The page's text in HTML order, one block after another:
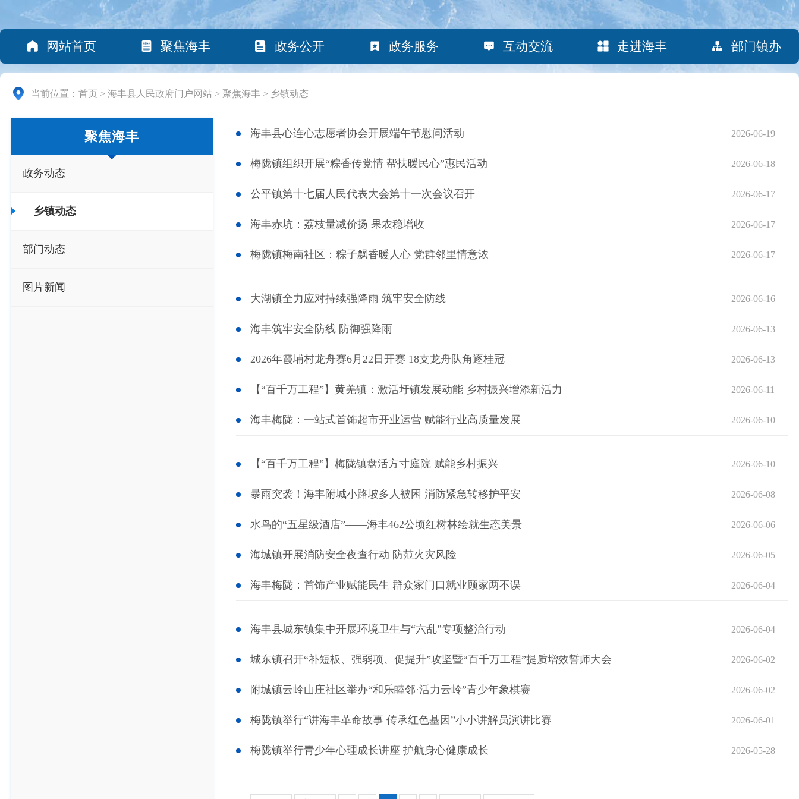
网站首页 聚焦海丰 政务公开 政务服务 互动交流 走进海丰 部门镇办
当前位置： 首页 > 海丰县人民政府门户网站 > 聚焦海丰 > 乡镇动态
聚焦海丰
政务动态
乡镇动态
部门动态
图片新闻
海丰县心连心志愿者协会开展端午节慰问活动 2026-06-19
梅陇镇组织开展“粽香传党情 帮扶暖民心”惠民活动 2026-06-18
公平镇第十七届人民代表大会第十一次会议召开 2026-06-17
海丰赤坑：荔枝量减价扬 果农稳增收 2026-06-17
梅陇镇梅南社区：粽子飘香暖人心 党群邻里情意浓 2026-06-17
大湖镇全力应对持续强降雨 筑牢安全防线 2026-06-16
海丰筑牢安全防线 防御强降雨 2026-06-13
2026年霞埔村龙舟赛6月22日开赛 18支龙舟队角逐桂冠 2026-06-13
【“百千万工程”】黄羌镇：激活圩镇发展动能 乡村振兴增添新活力 2026-06-11
海丰梅陇：一站式首饰超市开业运营 赋能行业高质量发展 2026-06-10
【“百千万工程”】梅陇镇盘活方寸庭院 赋能乡村振兴 2026-06-10
暴雨突袭！海丰附城小路坡多人被困 消防紧急转移护平安 2026-06-08
水鸟的“五星级酒店”——海丰462公顷红树林绘就生态美景 2026-06-06
海城镇开展消防安全夜查行动 防范火灾风险 2026-06-05
海丰梅陇：首饰产业赋能民生 群众家门口就业顾家两不误 2026-06-04
海丰县城东镇集中开展环境卫生与“六乱”专项整治行动 2026-06-04
城东镇召开“补短板、强弱项、促提升”攻坚暨“百千万工程”提质增效誓师大会 2026-06-02
附城镇云岭山庄社区举办“和乐睦邻·活力云岭”青少年象棋赛 2026-06-02
梅陇镇举行“讲海丰革命故事 传承红色基因”小小讲解员演讲比赛 2026-06-01
梅陇镇举行青少年心理成长讲座 护航身心健康成长 2026-05-28